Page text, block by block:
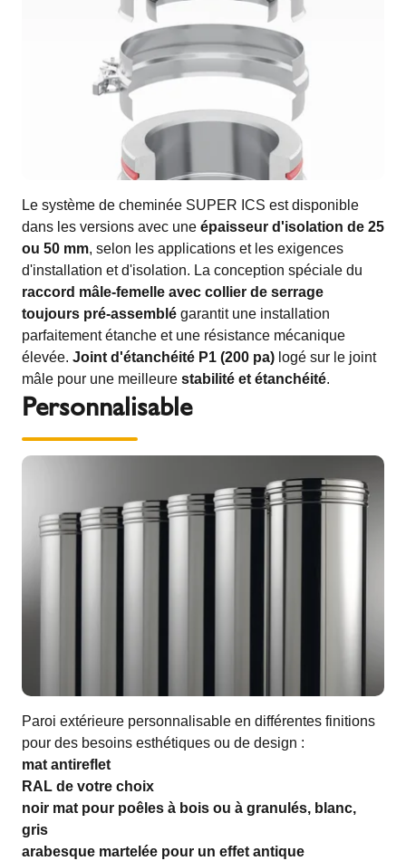
Le système de cheminée SUPER ICS est disponible
dans les versions avec une épaisseur d'isolation de 25
ou 50 mm, selon les applications et les exigences
d'installation et d'isolation. La conception spéciale du
raccord mâle-femelle avec collier de serrage
toujours pré-assemblé garantit une installation
parfaitement étanche et une résistance mécanique
élevée. Joint d'étanchéité P1 (200 pa) logé sur le joint
mâle pour une meilleure stabilité et étanchéité.
Personnalisable
Paroi extérieure personnalisable en différentes finitions
pour des besoins esthétiques ou de design :
mat antireflet
RAL de votre choix
noir mat pour poêles à bois ou à granulés, blanc,
gris
arabesque martelée pour un effet antique